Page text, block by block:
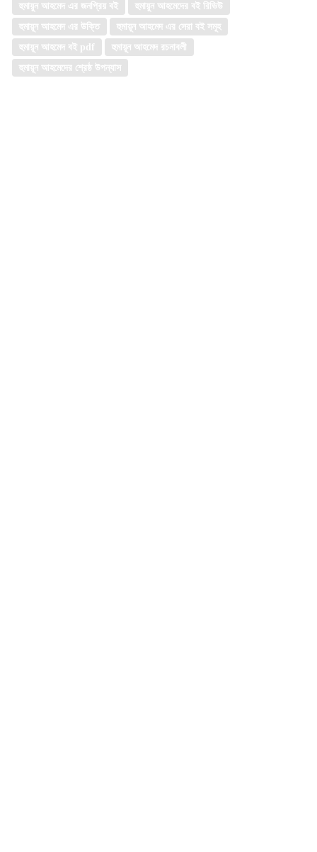
হুমায়ুন আহমেদ এর জনপ্রিয় বই
হুমায়ুন আহমেদের বই রিভিউ
হুমায়ূন আহমেদ এর উক্তি
হুমায়ূন আহমেদ এর সেরা বই সমূহ
হুমায়ূন আহমেদ বই pdf
হুমায়ূন আহমেদ রচনাবলী
হুমায়ূন আহমেদের শ্রেষ্ঠ উপন্যাস